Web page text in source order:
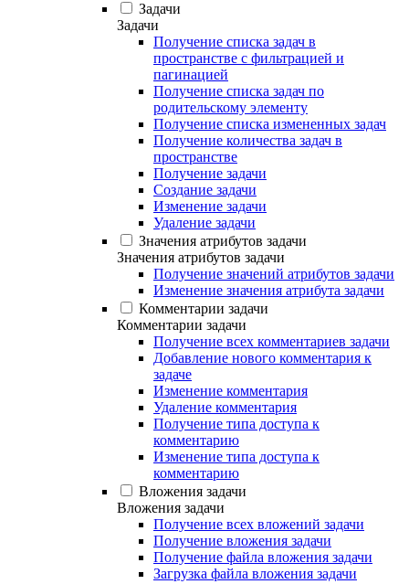
Задачи
Задачи
Получение списка задач в
пространстве с фильтрацией и
пагинацией
Получение списка задач по
родительскому элементу
Получение списка измененных задач
Получение количества задач в
пространстве
Получение задачи
Создание задачи
Изменение задачи
Удаление задачи
Значения атрибутов задачи
Значения атрибутов задачи
Получение значений атрибутов задачи
Изменение значения атрибута задачи
Комментарии задачи
Комментарии задачи
Получение всех комментариев задачи
Добавление нового комментария к
задаче
Изменение комментария
Удаление комментария
Получение типа доступа к
комментарию
Изменение типа доступа к
комментарию
Вложения задачи
Вложения задачи
Получение всех вложений задачи
Получение вложения задачи
Получение файла вложения задачи
Загрузка файла вложения задачи